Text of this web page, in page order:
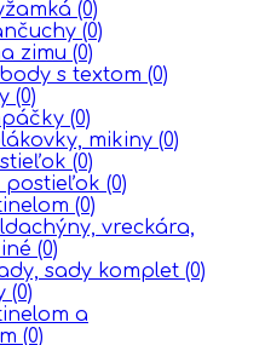
(0)
(0)
zimu (0)
s textom (0)
(0)
(0)
mikiny (0)
(0)
postieľok (0)
(0)
vreckára,
(0)
sady komplet (0)
(0)
a
(0)